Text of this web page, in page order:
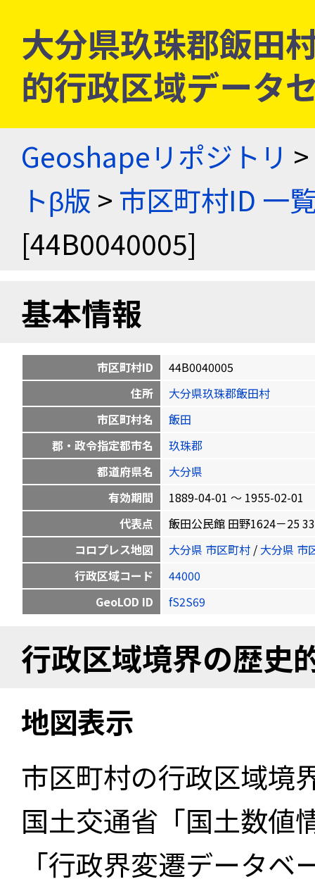
大分県玖珠郡飯田
的行政区域データ
Geoshapeリポジトリ >
トβ版 > 市区町村ID 一
[44B0040005]
基本情報
市区町村ID
44B0040005
住所
大分県玖珠郡飯田村
市区町村名
飯田
郡・政令指定都市名
玖珠郡
都道府県名
大分県
有効期間
1889-04-01 〜 1955-02-01
代表点
飯田公民館 田野1624－25
コロプレス地図
大分県 市区町村 / 大分県 市
行政区域コード
44000
GeoLOD ID
fS2S69
行政区域境界の歴史
地図表示
市区町村の行政区域境
国土交通省「国土数値
「行政界変遷データ